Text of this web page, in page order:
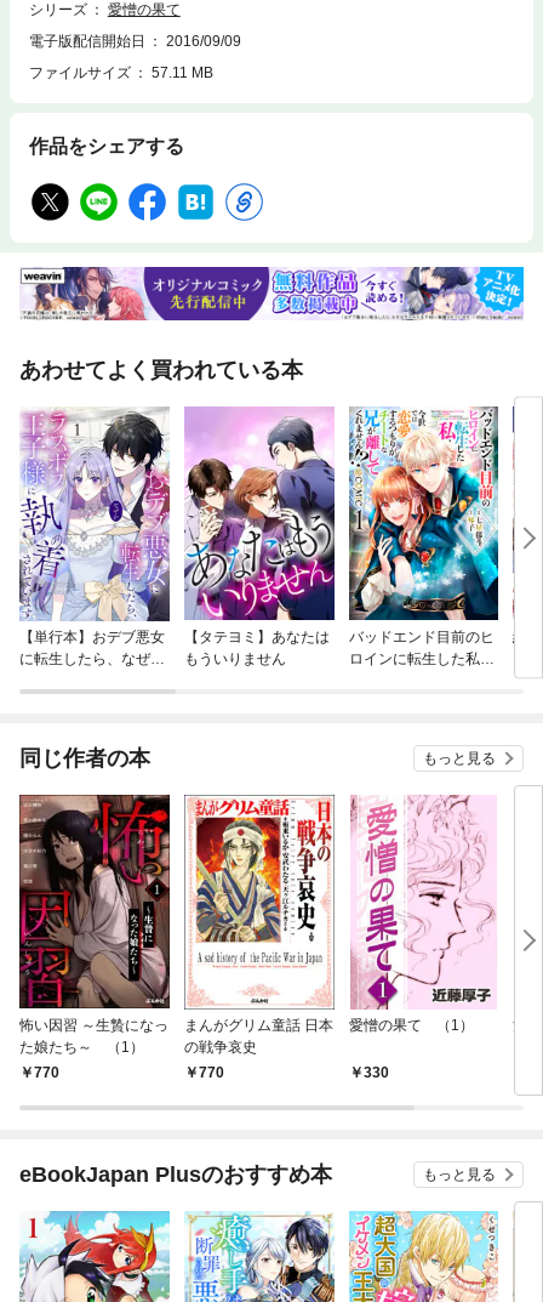
シリーズ
愛憎の果て
電子版配信開始日
2016/09/09
ファイルサイズ
57.11 MB
作品をシェアする
あわせてよく買われている本
【単行本】おデブ悪女
に転生したら、なぜか
【タテヨミ】あなたは
もういりません
バッドエンド目前のヒ
ロインに転生した私、
結
同じ作者の本 もっと見る
怖い因習 ～生贄になっ
た娘たち～ （1）
770
まんがグリム童話 日本
の戦争哀史
770
愛憎の果て （1）
330
淫
eBookJapan Plusのおすすめ本 もっと見る